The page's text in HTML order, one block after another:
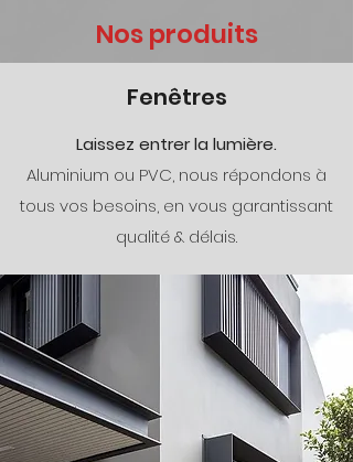
Nos produits
Fenêtres
Laissez entrer la lumière.
Aluminium ou PVC, nous répondons à
tous vos besoins, en vous garantissant
qualité & délais.